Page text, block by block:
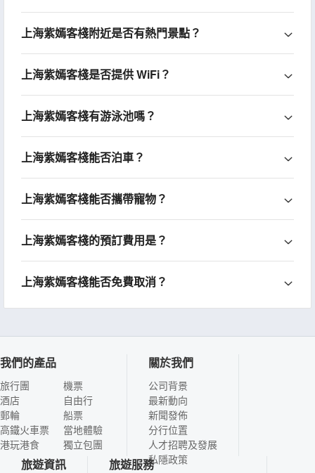
上海紫嫣客棧附近是否有熱門景點？
上海紫嫣客棧是否提供 WiFi？
上海紫嫣客棧有游泳池嗎？
上海紫嫣客棧能否泊車？
上海紫嫣客棧能否攜帶寵物？
上海紫嫣客棧的預訂費用是？
上海紫嫣客棧能否免費取消？
我們的產品
旅行團
酒店
郵輪
高鐵火車票
港玩港食
機票
自由行
船票
當地體驗
獨立包團
關於我們
公司背景
最新動向
新聞發佈
分行位置
人才招聘及發展
私隱政策
旅遊資訊 旅遊服務